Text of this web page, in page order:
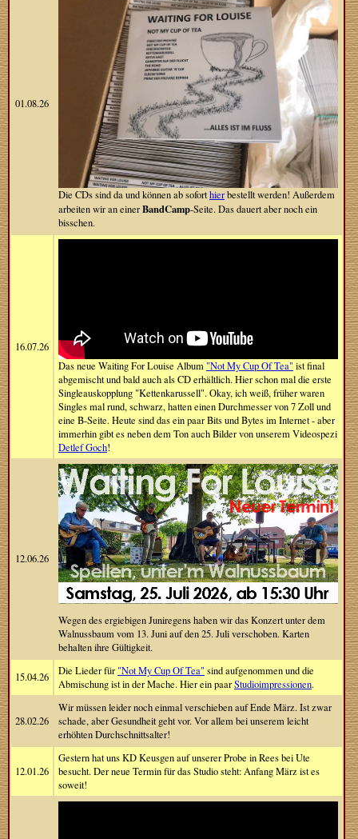
01.08.26
Die CDs sind da und können ab soforthierbestellt werden! Außerdem
arbeiten wir an einerBandCamp-Seite. Das dauert aber noch ein
bisschen.
16.07.26
Das neue Waiting For Louise Album "Not My Cup Of Tea" ist final
abgemischt und bald auch als CD erhältlich. Hier schon mal die erste
Singleauskopplung "Kettenkarussell". Okay, ich weiß, früher waren
Singles mal rund, schwarz, hatten einen Durchmesser von 7 Zoll und
eine B-Seite. Heute sind das ein paar Bits und Bytes im Internet - aber
immerhin gibt es neben dem Ton auch Bilder von unserem Videospezi
Detlef Goch!
12.06.26
Wegen des ergiebigen Juniregens haben wir das Konzert unter dem
Walnussbaum vom 13. Juni auf den 25. Juli verschoben. Karten
behalten ihre Gültigkeit.
15.04.26 Die Lieder für "Not My Cup Of Tea" sind aufgenommen und die
Abmischung ist in der Mache. Hier ein paarStudioimpressionen.
28.02.26
Wir müssen leider noch einmal verschieben auf Ende März. Ist zwar
schade, aber Gesundheit geht vor. Vor allem bei unserem leicht
erhöhten Durchschnittsalter!
12.01.26
Gestern hat uns KD Keusgen auf unserer Probe in Rees bei Ute
besucht. Der neue Termin für das Studio steht: Anfang März ist es
soweit!